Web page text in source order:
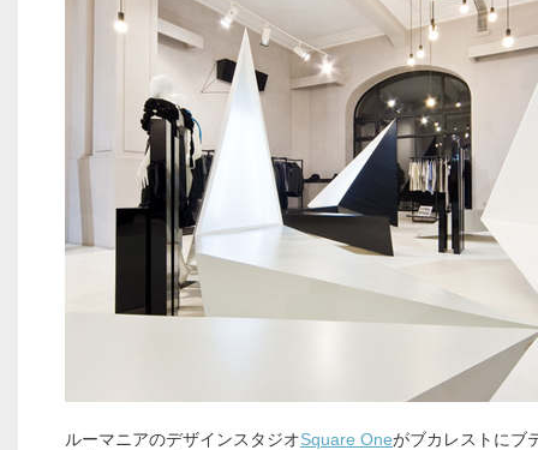
ルーマニアのデザインスタジオSquare Oneがブカレストにブ